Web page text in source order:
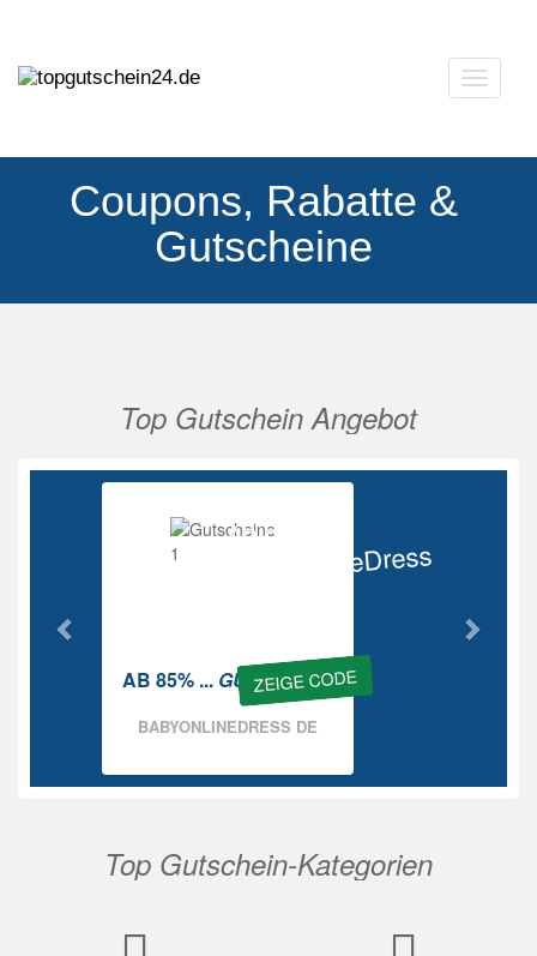
Coupons, Rabatte &
Gutscheine
Top Gutschein Angebot
Ab 85%
BabyOnlineDress
ZEIGE CODE
AB 85% ... GUTSCHEIN
BABYONLINEDRESS DE
Vorherige
Top Gutschein-Kategorien